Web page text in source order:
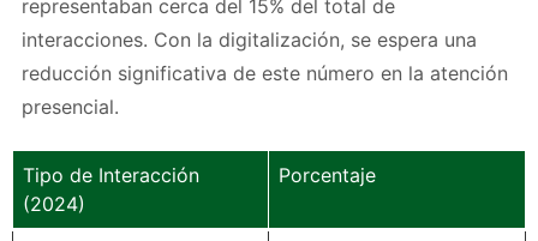
representaban cerca del 15% del total de
interacciones. Con la digitalización, se espera una
reducción significativa de este número en la atención
presencial.
Tipo de Interacción
(2024)
Porcentaje